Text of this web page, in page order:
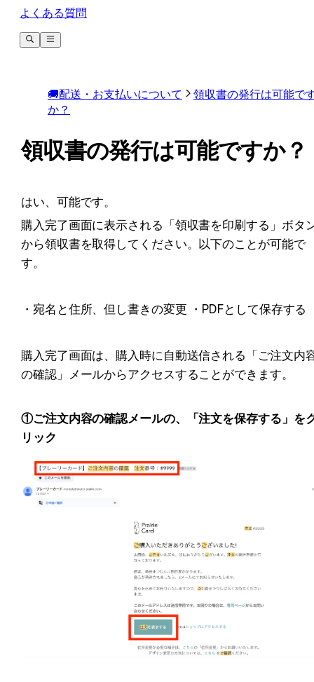
よくある質問
🚚配送・お支払いについて
領収書の発行は可能で
か？
領収書の発行は可能ですか？
はい、可能です。
購入完了画面に表示される「領収書を印刷する」ボタ
から領収書を取得してください。以下のことが可能で
す。
・宛名と住所、但し書きの変更 ・PDFとして保存する
購入完了画面は、購入時に自動送信される「ご注文内
の確認」メールからアクセスすることができます。
①ご注文内容の確認メールの、「注文を保存する」を
リック